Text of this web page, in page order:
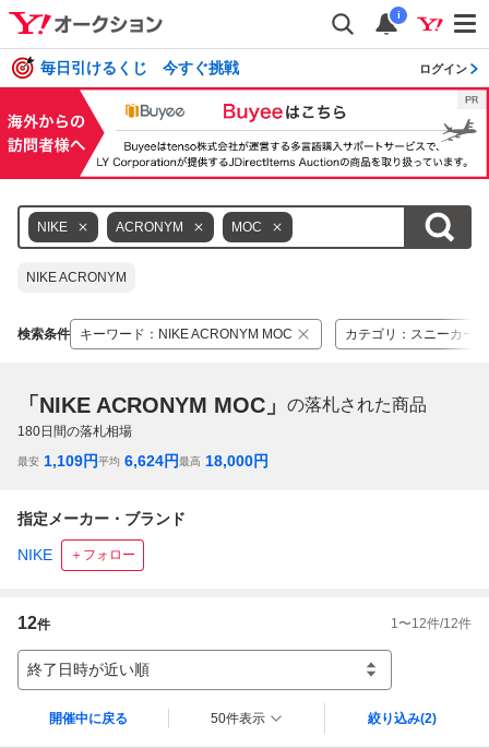
i
毎日引けるくじ 今すぐ挑戦 ログイン
NIKE ACRONYM MOC
NIKE ACRONYM
検索条件 キーワード ： NIKE ACRONYM MOC カテゴリ ： スニーカー
「NIKE ACRONYM MOC」 の落札された商品
180日間の落札相場
最安 1,109円平均 6,624円最高 18,000円
指定メーカー・ブランド
NIKE ＋フォロー
12件 1 〜12件/12件
終了日時が近い順
開催中に戻る 50件表示 絞り込み(2)